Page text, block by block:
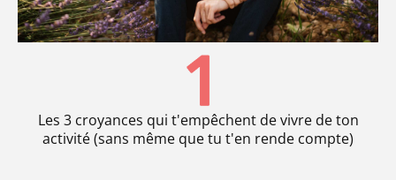
Les 3 croyances qui t'empêchent de vivre de ton
activité (sans même que tu t'en rende compte)